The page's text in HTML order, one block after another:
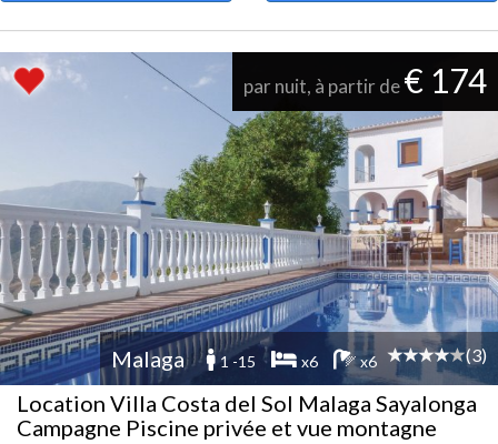
par nuit, à partir de€ 174
Malaga 1 -15 x6 x6 (3)
Location Villa Costa del Sol Malaga Sayalonga
Campagne Piscine privée et vue montagne